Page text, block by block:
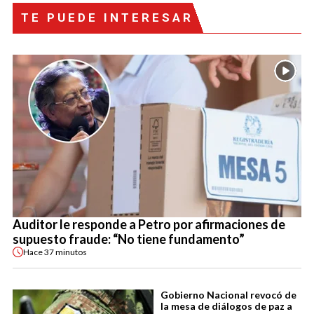
TE PUEDE INTERESAR
Auditor le responde a Petro por afirmaciones de
supuesto fraude: “No tiene fundamento”
Hace37 minutos
Gobierno Nacional revocó de
la mesa de diálogos de paz a